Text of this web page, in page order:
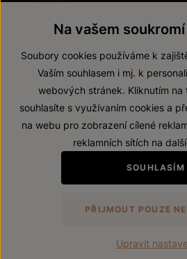
© 2026 ZNOVÍN
Prohlášení o
Zákaz prodeje alkoholických nápojů
Vytvořil
Na vašem
Soubory cookies používáme k
Vaším souhlasem i mj. k
webových stránek. Kliknutím na
souhlasíte s využívaním cookies a
na webu pro zobrazení cílené
reklamních sítích na
SOUHLASÍM
PŘIJMOUT POUZE
Upravit